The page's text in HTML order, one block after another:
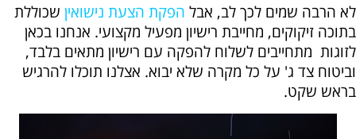
לא הרבה שמים לכך לב, אבל הפקת הצעת נישואין שכוללת
בתוכה זיקוקים, מחייבת רישיון מפעיל מקצועי. אנחנו בכאן
לזוגות מתחייבים לשלוח להפקה עם רישיון מתאים בלבד,
וביטוח צד ג' על כל מקרה שלא יבוא. אצלנו תוכלו להרגיש
בראש שקט.